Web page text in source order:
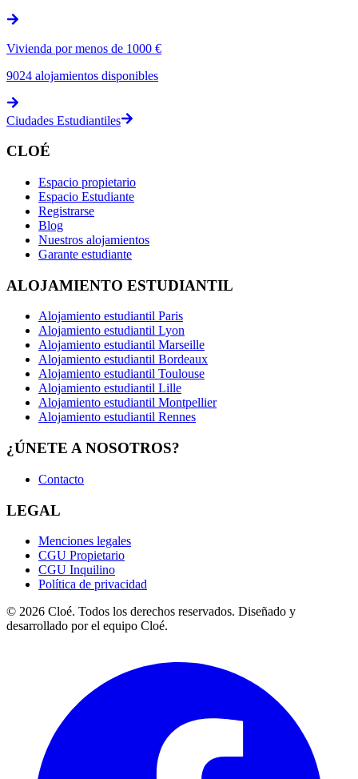
Vivienda por menos de 1000 €
9024 alojamientos disponibles
Ciudades Estudiantiles
CLOÉ
Espacio propietario
Espacio Estudiante
Registrarse
Blog
Nuestros alojamientos
Garante estudiante
ALOJAMIENTO ESTUDIANTIL
Alojamiento estudiantil Paris
Alojamiento estudiantil Lyon
Alojamiento estudiantil Marseille
Alojamiento estudiantil Bordeaux
Alojamiento estudiantil Toulouse
Alojamiento estudiantil Lille
Alojamiento estudiantil Montpellier
Alojamiento estudiantil Rennes
¿ÚNETE A NOSOTROS?
Contacto
LEGAL
Menciones legales
CGU Propietario
CGU Inquilino
Política de privacidad
© 2026 Cloé. Todos los derechos reservados. Diseñado y
desarrollado por el equipo Cloé.